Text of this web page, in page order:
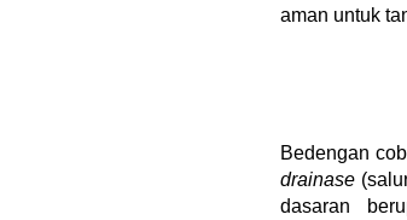
aman untuk
Bedengan
drainase
dasaran